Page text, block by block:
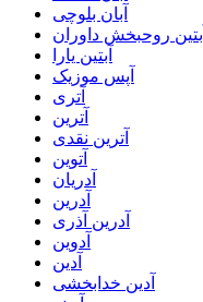
آبان بلوچی
آبتین روحبخش داوران
آبتین یارا
آپس موزیک
آتری
آترین
آترین نقدی
آتوین
آدریان
آدرین
آدرین آذری
آدوین
آدین
آدین خدابخشی